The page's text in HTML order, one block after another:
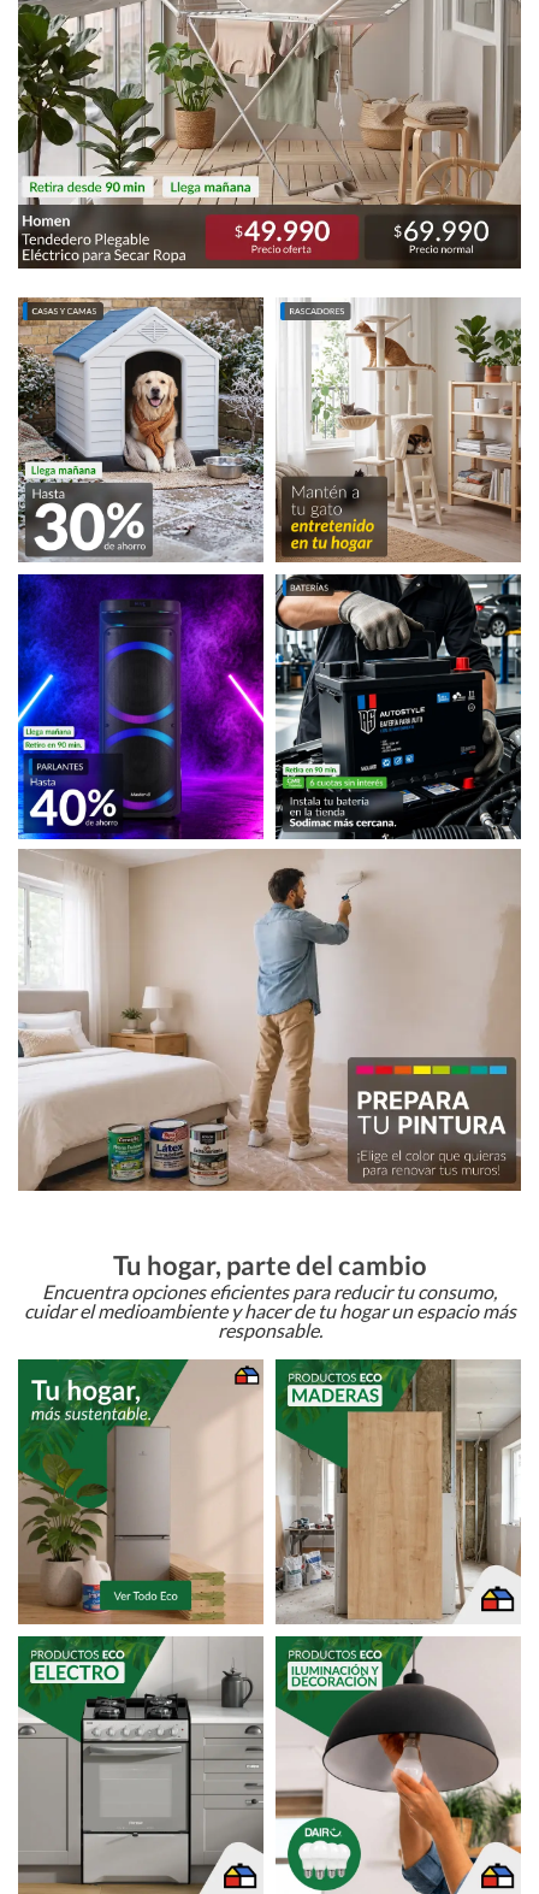
Tu hogar, parte del cambio
Encuentra opciones eficientes para reducir tu consumo,
cuidar el medioambiente y hacer de tu hogar un espacio más
responsable.